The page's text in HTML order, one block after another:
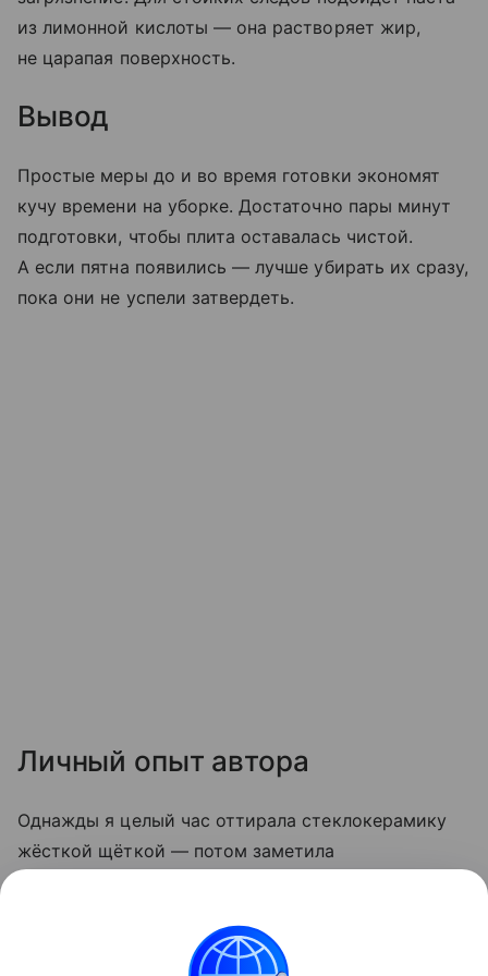
из лимонной кислоты — она растворяет жир,
не царапая поверхность.
Вывод
Простые меры до и во время готовки экономят
кучу времени на уборке. Достаточно пары минут
подготовки, чтобы плита оставалась чистой.
А если пятна появились — лучше убирать их сразу,
пока они не успели затвердеть.
Личный опыт автора
Однажды я целый час оттирала стеклокерамику
жёсткой щёткой — потом заметила
стороной губки и содой. Теперь плита выглядит